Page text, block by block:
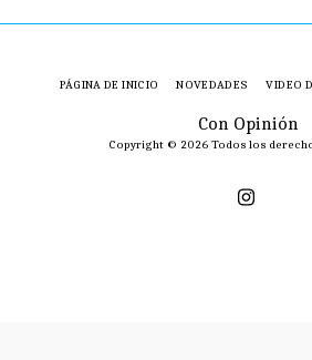
Con Opinión
Copyright © 2026 Todos los
PÁGINA DE INICIO NOVEDADES VIDEO